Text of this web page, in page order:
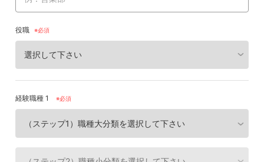
役職
経験職種 1 ※必須